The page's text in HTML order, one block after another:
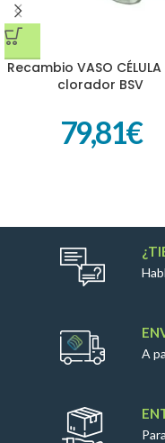
Recambio VASO CÉLULA
clorador BSV
79,81€
A